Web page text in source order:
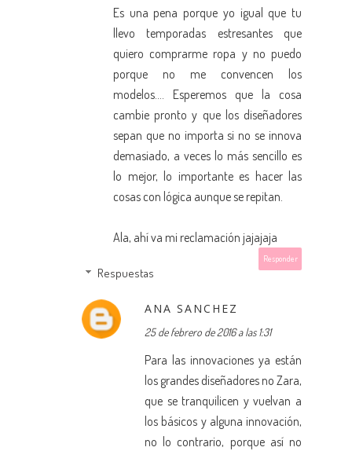
Es una pena porque yo igual que tu
llevo temporadas estresantes que
quiero comprarme ropa y no puedo
porque no me convencen los
modelos.... Esperemos que la cosa
cambie pronto y que los diseñadores
sepan que no importa si no se innova
demasiado, a veces lo más sencillo es
lo mejor, lo importante es hacer las
cosas con lógica aunque se repitan.
Ala, ahí va mi reclamación jajajaja
Responder
Respuestas
ANA SANCHEZ
25 de febrero de 2016 a las 1:31
Para las innovaciones ya están
los grandes diseñadores no Zara,
que se tranquilicen y vuelvan a
los básicos y alguna innovación,
no lo contrario, porque así no